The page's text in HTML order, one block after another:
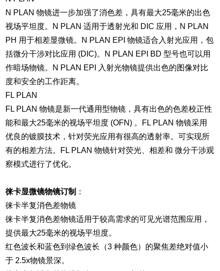
N PLAN 物镜进一步加强了消色差，具有最大25毫米的出色
视场平坦度。N PLAN 适用于透射光和 DIC 应用，N PLAN
PH 用于相差显微镜。N PLAN EPI 物镜适合入射光应用，包
括微分干涉对比应用 (DIC)。N PLAN EPI BD 型号也可以用
作暗场物镜。N PLAN EPI 入射光物镜提供出色的图像对比
度和安全的工作距离。
FL PLAN
FL PLAN 物镜是新一代通用型物镜，具有出色的色差校正性
能和最大25毫米的视场平坦度 (OFN) 。FL PLAN 物镜采用
优良的镀膜技术，针对荧光应用有很高的透射率。可实现所
有的相差方法。FL PLAN 物镜针对荧光、相差和 微分干涉观
察模式进行了优化。
徕卡显微镜物镜订制 ：
徕卡半复消色差物镜
徕卡半复消色差物镜适用于较高需求的可见光谱范围应用，
提供最大25毫米的视场平坦度。
红色波长和蓝色到绿色波长（3 种颜色）的聚焦差绝对值小
于 2.5x物镜景深。